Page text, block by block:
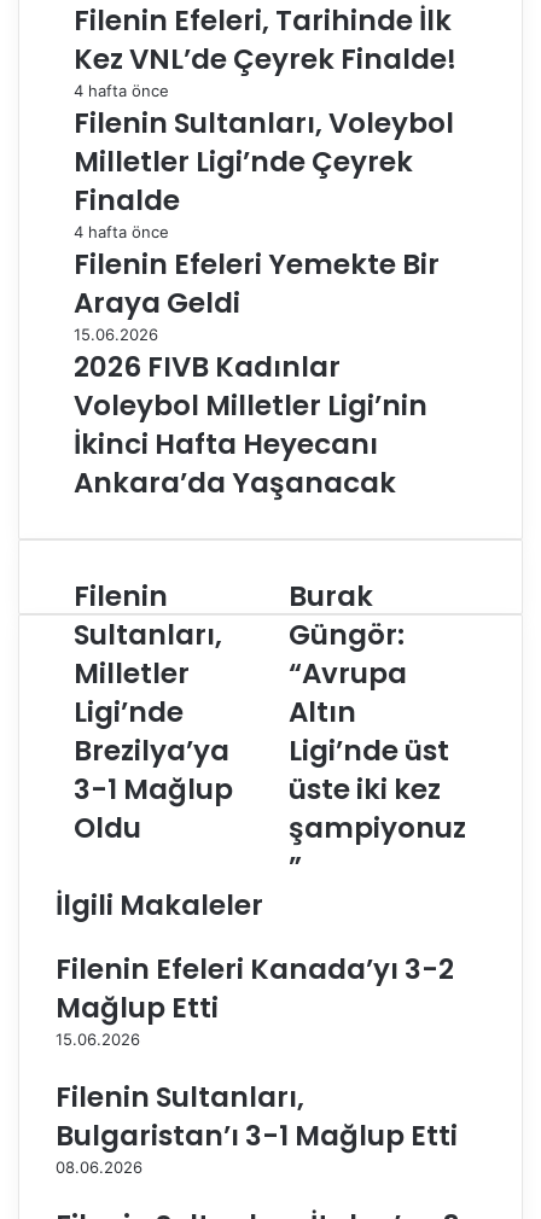
Filenin Efeleri, Tarihinde İlk
Kez VNL’de Çeyrek Finalde!
4 hafta önce
Filenin Sultanları, Voleybol
Milletler Ligi’nde Çeyrek
Finalde
4 hafta önce
Filenin Efeleri Yemekte Bir
Araya Geldi
15.06.2026
2026 FIVB Kadınlar
Voleybol Milletler Ligi’nin
İkinci Hafta Heyecanı
Ankara’da Yaşanacak
F
i
l
e
n
S
u
t
l
r
ı
,
M
l
e
t
Filenin
Sultanları,
Milletler
Ligi’nde
Brezilya’ya
3-1 Mağlup
Oldu
B
u
r
a
G
ü
n
g
r
:
r
l
Burak
Güngör:
“Avrupa
Altın
Ligi’nde üst
üste iki kez
şampiyonuz
”
İlgili Makaleler
Filenin Efeleri Kanada’yı 3-2
Mağlup Etti
15.06.2026
Filenin Sultanları,
Bulgaristan’ı 3-1 Mağlup Etti
08.06.2026